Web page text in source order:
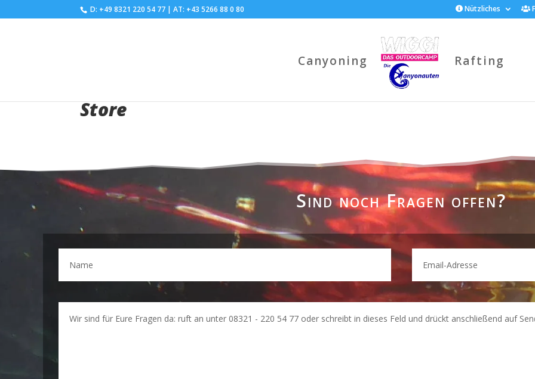
D: +49 8321 220 54 77 |AT: +43 5266 88 0 80 Nützliches
Canyoning Rafting
Store
Sind noch Fragen offen?